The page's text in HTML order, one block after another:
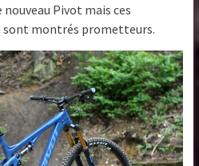
nouveau Pivot mais ces
sont montrés prometteurs.